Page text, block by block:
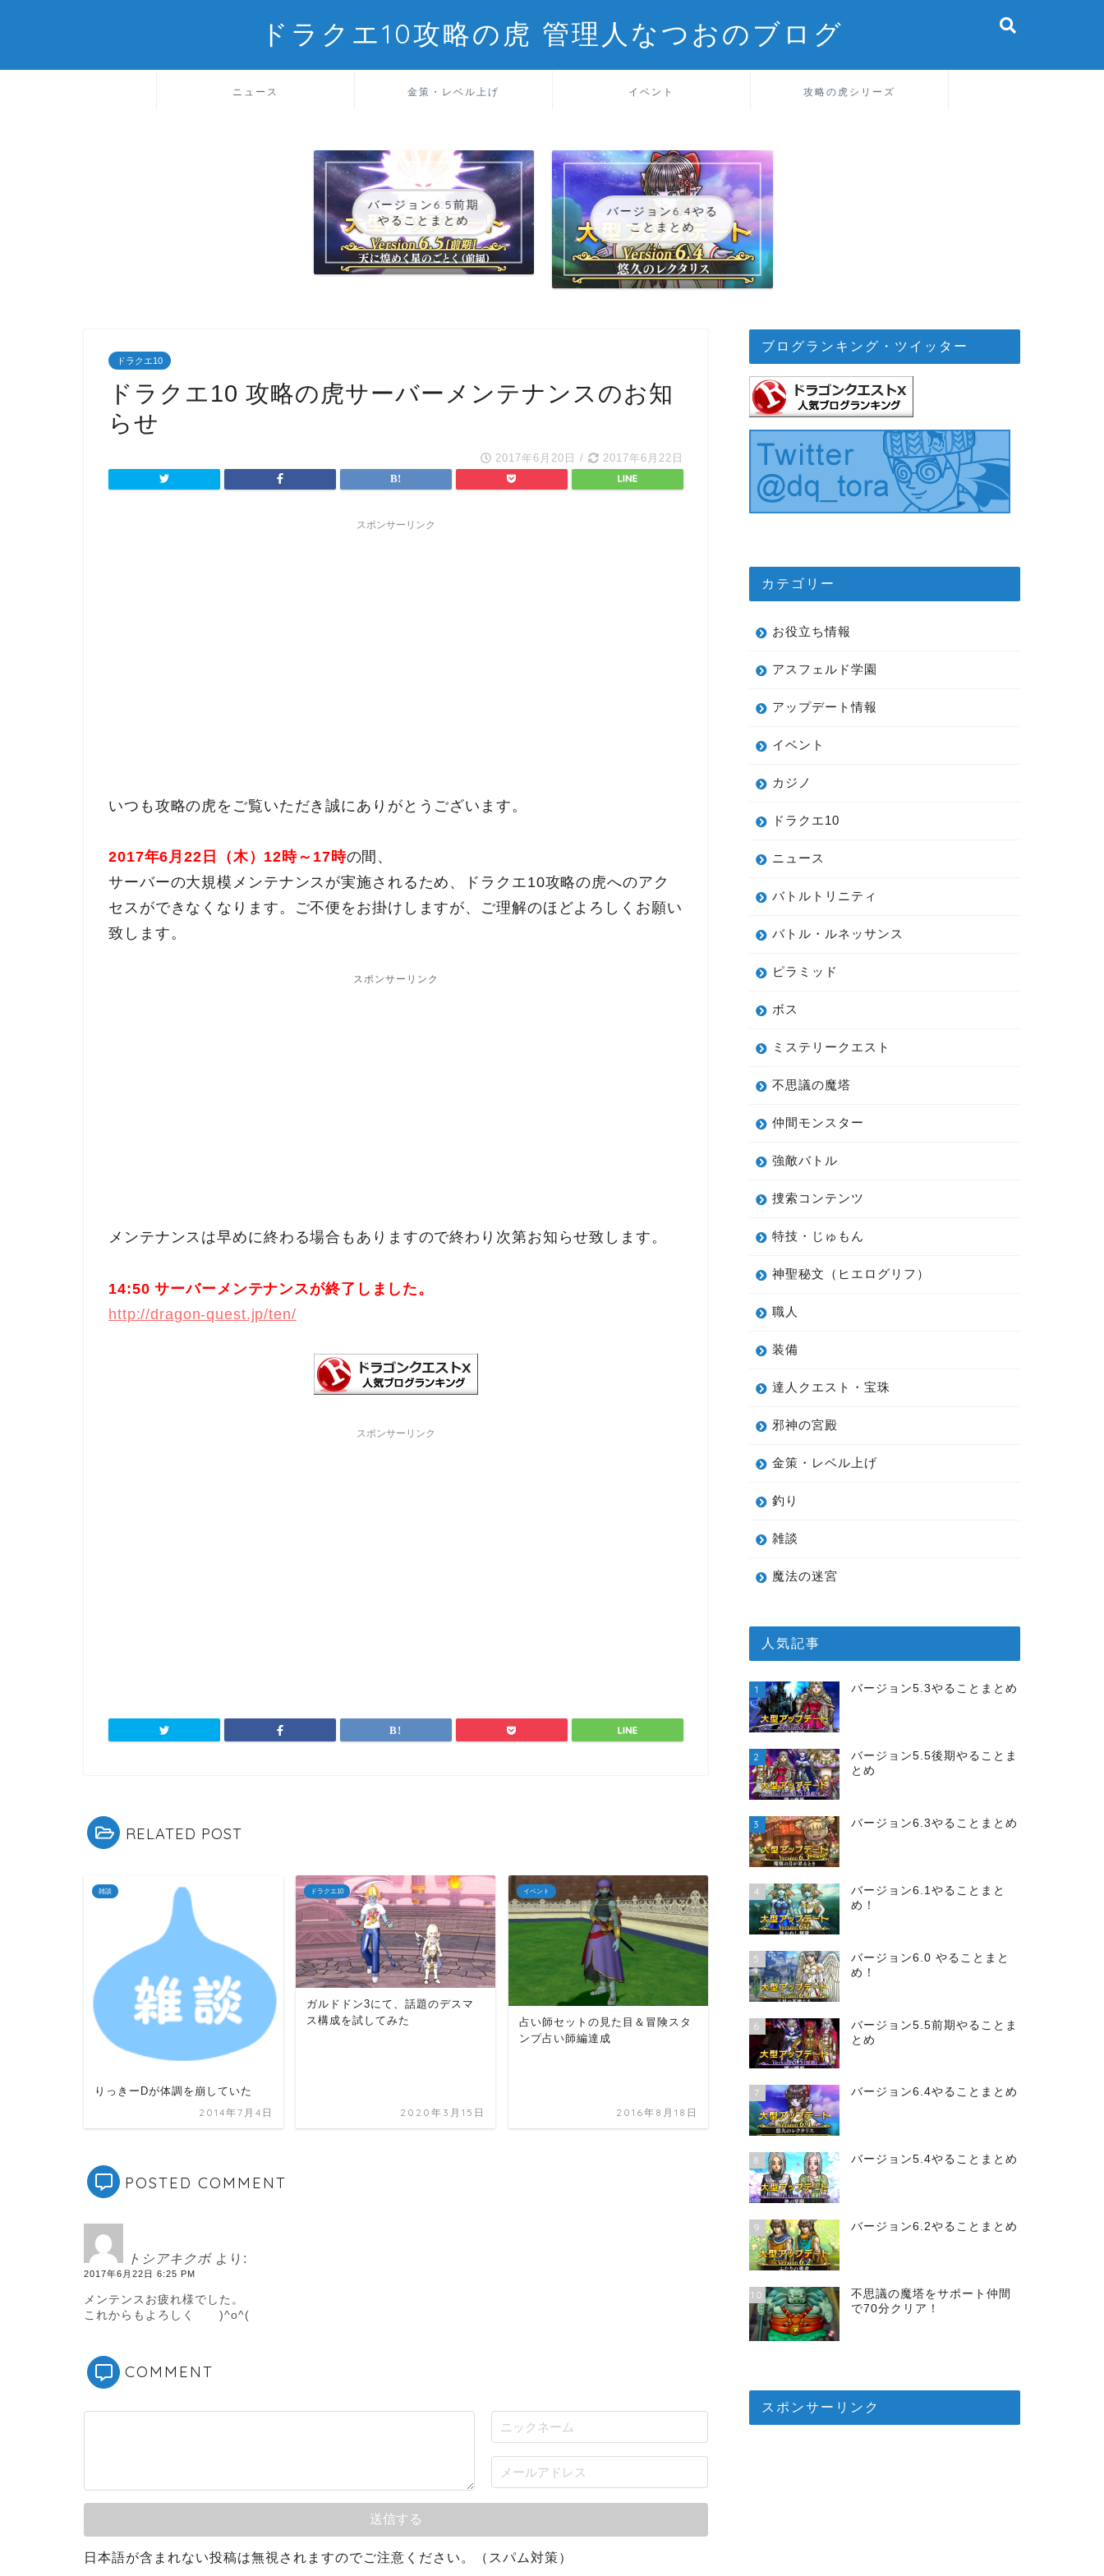
ドラクエ10攻略の虎 管理人なつおのブログ
ニュース 金策・レベル上げ イベント 攻略の虎シリーズ
バージョン6.5前期
やることまとめ
バージョン6.4やる
ことまとめ
ドラクエ10
ドラクエ10 攻略の虎サーバーメンテナンスのお知
らせ
2017年6月20日 / 2017年6月22日
スポンサーリンク
いつも攻略の虎をご覧いただき誠にありがとうございます。
2017年6月22日（木）12時～17時の間、
サーバーの大規模メンテナンスが実施されるため、ドラクエ10攻略の虎へのアク
セスができなくなります。ご不便をお掛けしますが、ご理解のほどよろしくお願い
致します。
スポンサーリンク
メンテナンスは早めに終わる場合もありますので終わり次第お知らせ致します。
14:50 サーバーメンテナンスが終了しました。
http://dragon-quest.jp/ten/
スポンサーリンク
RELATED POST
雑談
りっきーDが体調を崩していた
2014年7月4日
ドラクエ10
ガルドドン3にて、話題のデスマ
ス構成を試してみた
2020年3月15日
イベント
占い師セットの見た目＆冒険スタ
ンプ占い師編達成
2016年8月18日
POSTED COMMENT
トシアキクボ より:
2017年6月22日 6:25 PM
メンテンスお疲れ様でした。
これからもよろしく )^o^(
COMMENT
日本語が含まれない投稿は無視されますのでご注意ください。（スパム対策）
ブログランキング・ツイッター
カテゴリー
お役立ち情報
アスフェルド学園
アップデート情報
イベント
カジノ
ドラクエ10
ニュース
バトルトリニティ
バトル・ルネッサンス
ピラミッド
ボス
ミステリークエスト
不思議の魔塔
仲間モンスター
強敵バトル
捜索コンテンツ
特技・じゅもん
神聖秘文（ヒエログリフ）
職人
装備
達人クエスト・宝珠
邪神の宮殿
金策・レベル上げ
釣り
雑談
魔法の迷宮
人気記事
1 バージョン5.3やることまとめ
2
バージョン5.5後期やることま
とめ
3 バージョン6.3やることまとめ
4
バージョン6.1やることまと
め！
5
バージョン6.0 やることまと
め！
6
バージョン5.5前期やることま
とめ
7 バージョン6.4やることまとめ
8 バージョン5.4やることまとめ
9 バージョン6.2やることまとめ
10
不思議の魔塔をサポート仲間
で70分クリア！
スポンサーリンク